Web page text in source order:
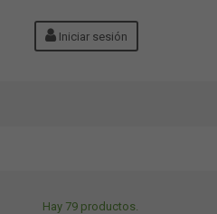
Iniciar sesión
Hay 79 productos.